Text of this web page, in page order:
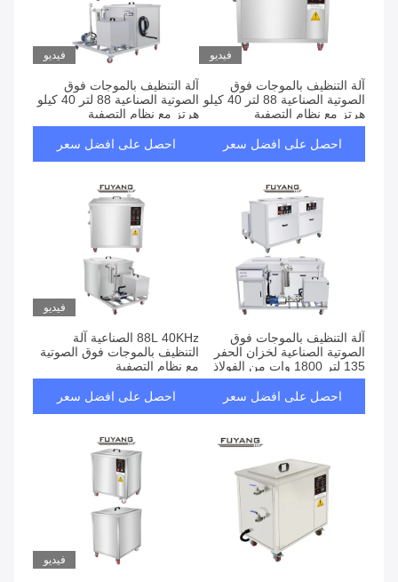
فيديو
آلة التنظيف بالموجات فوق
الصوتية الصناعية 88 لتر 40 كيلو
هرتز مع نظام التصفية
احصل على افضل سعر
فيديو
آلة التنظيف بالموجات فوق
الصوتية الصناعية 88 لتر 40 كيلو
هرتز مع نظام التصفية
احصل على افضل سعر
آلة التنظيف بالموجات فوق
الصوتية الصناعية لخزان الحفر
135 لتر 1800 وات من الفولاذ
المقاوم للصدأ
احصل على افضل سعر
فيديو
88L 40KHz الصناعية آلة
التنظيف بالموجات فوق الصوتية
مع نظام التصفية
احصل على افضل سعر
فيديو